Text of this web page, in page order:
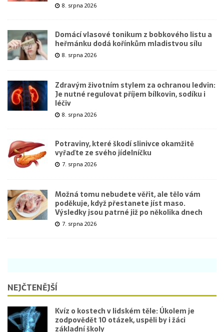
8. srpna 2026
Domácí vlasové tonikum z bobkového listu a
heřmánku dodá kořínkům mladistvou sílu
8. srpna 2026
Zdravým životním stylem za ochranou ledvin:
Je nutné regulovat příjem bílkovin, sodíku i
léčiv
8. srpna 2026
Potraviny, které škodí slinivce okamžitě
vyřaďte ze svého jídelníčku
7. srpna 2026
Možná tomu nebudete věřit, ale tělo vám
poděkuje, když přestanete jíst maso.
Výsledky jsou patrné již po několika dnech
7. srpna 2026
NEJČTENĚJŠÍ
Kvíz o kostech v lidském těle: Úkolem je
zodpovědět 10 otázek, uspěli by i žáci
základní školy